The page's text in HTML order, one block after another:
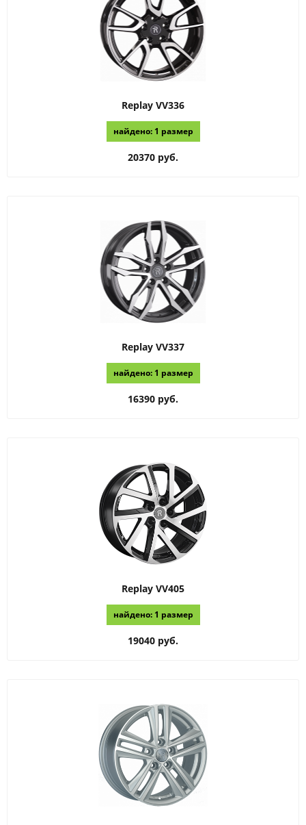
Replay VV336
найдено: 1 размер
20370 руб.
Replay VV337
найдено: 1 размер
16390 руб.
Replay VV405
найдено: 1 размер
19040 руб.